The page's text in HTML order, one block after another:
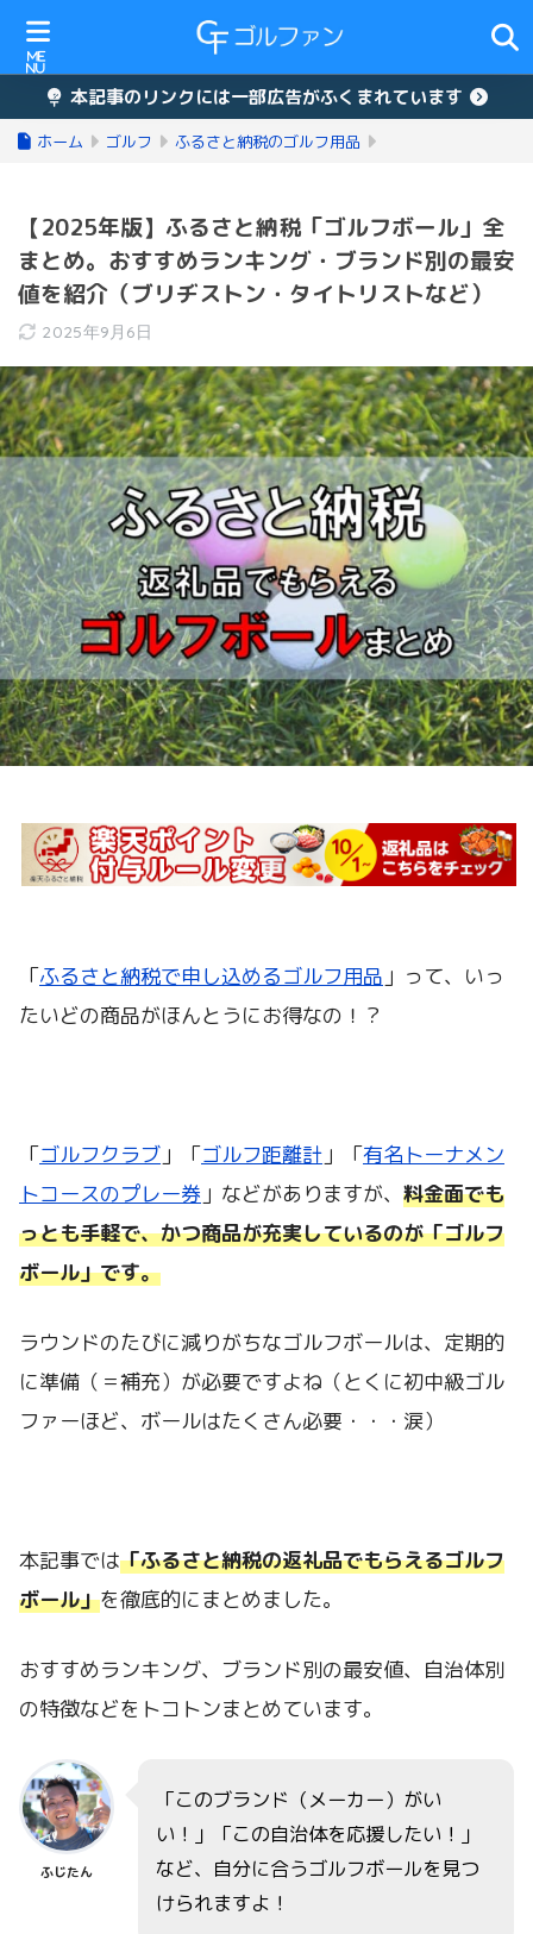
本記事のリンクには一部広告がふくまれています
ホーム ゴルフ ふるさと納税のゴルフ用品
【2025年版】ふるさと納税「ゴルフボール」全
まとめ。おすすめランキング・ブランド別の最安
値を紹介（ブリヂストン・タイトリストなど）
2025年9月6日
「ふるさと納税で申し込めるゴルフ用品 」って、いっ
たいどの商品がほんとうにお得なの！？
「ゴルフクラブ 」「ゴルフ距離計 」「有名トーナメン
トコースのプレー券 」などがありますが、 料金面でも
っとも手軽で、かつ商品が充実しているのが「ゴルフ
ボール」です。
ラウンドのたびに減りがちなゴルフボールは、定期的
に準備（＝補充）が必要ですよね（とくに初中級ゴル
ファーほど、ボールはたくさん必要・・・涙）
本記事では「ふるさと納税の返礼品でもらえるゴルフ
ボール」を徹底的にまとめました。
おすすめランキング、ブランド別の最安値、自治体別
の特徴などをトコトンまとめています。
ふじたん
「このブランド（メーカー）がい
い！」「この自治体を応援したい！」
など、自分に合うゴルフボールを見つ
けられますよ！